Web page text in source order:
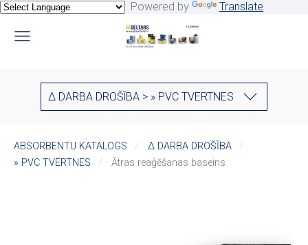
Powered by Translate
∆ DARBA DROŠĪBA > » PVC TVERTNES
ABSORBENTU KATALOGS
∆ DARBA DROŠĪBA
» PVC TVERTNES
Ātras reaģēšanas baseins